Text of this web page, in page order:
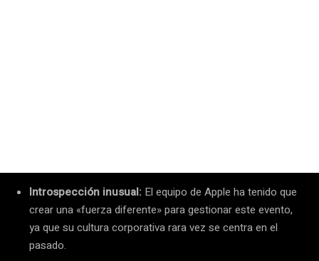
Introspección inusual: El equipo de Apple ha tenido que
crear una «fuerza diferente» para gestionar este evento,
ya que su cultura corporativa rara vez se centra en el
pasado.